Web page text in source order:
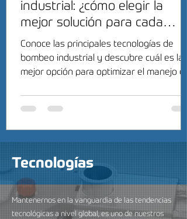
industrial: ¿cómo elegir la
mejor solución para cada
proceso?
Conoce las principales tecnologías de
bombeo industrial y descubre cuál es la
mejor opción para optimizar el manejo de
Tecnologías
Mantenernos en la vanguardia de las tendencias
tecnológicas a nivel global, es uno de nuestros